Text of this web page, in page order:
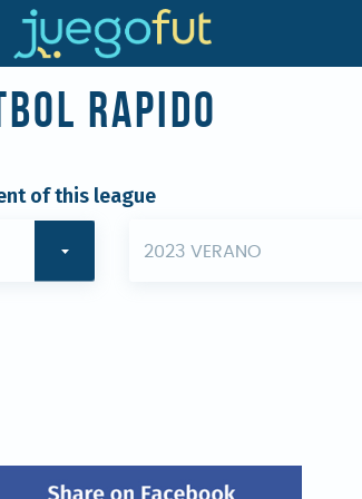
Rapido
of this league